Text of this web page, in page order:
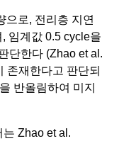
으로, 전리층 지연
임계값 0.5 cycle을
단한다 (Zhao et al.
존재한다고 판단되
0)
을 반올림하여 미지
Zhao et al.